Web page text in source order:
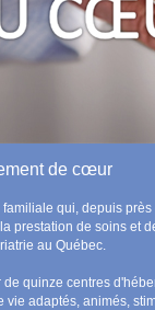
de cœur
qui, depuis
prestation de soins et
au Québec.
quinze centres
adaptés, animés,